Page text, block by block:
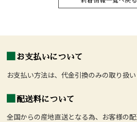
お支払いについて
お支払い方法は、代金引換のみの取り扱い
配送料について
全国からの産地直送となる為、お客様の